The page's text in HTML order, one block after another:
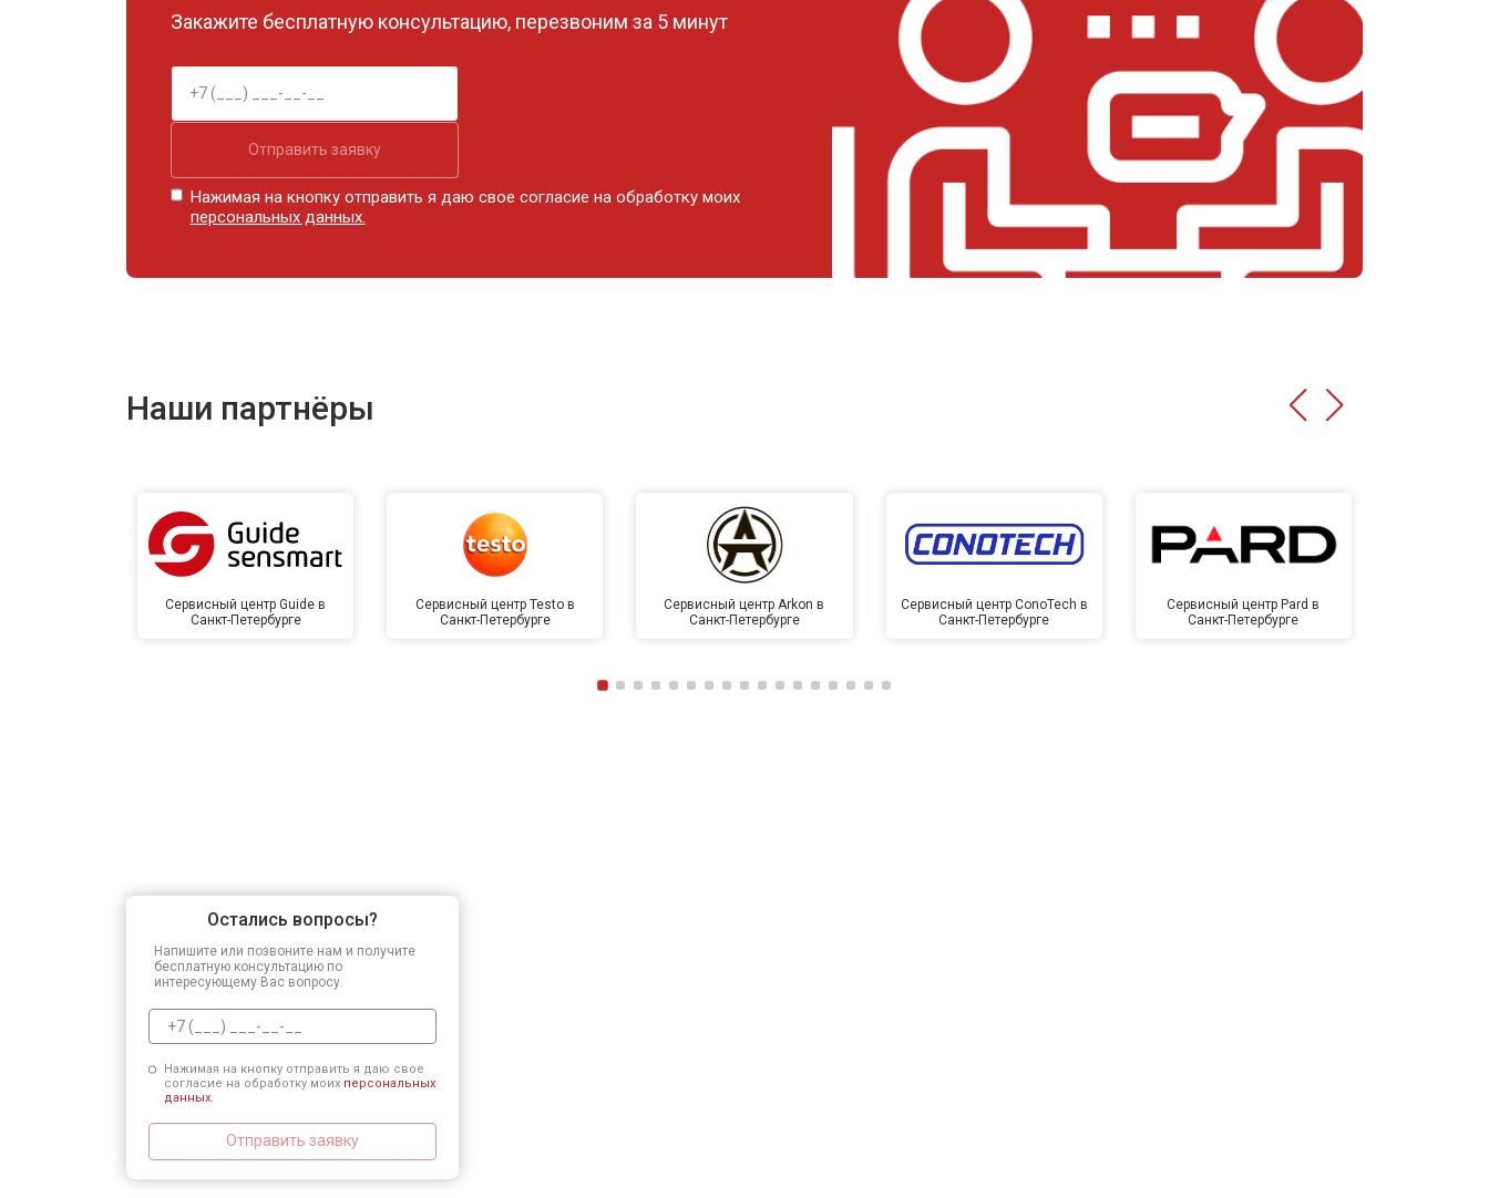
Закажите бесплатную консультацию, перезвоним за 5 минут
Отправить заявку
Нажимая на кнопку отправить я даю свое согласие на обработку моих
персональных данных.
Наши партнёры
Сервисный центр Guide в
Санкт-Петербурге
Сервисный центр Testo в
Санкт-Петербурге
Сервисный центр Arkon в
Санкт-Петербурге
Сервисный центр ConoTech в
Санкт-Петербурге
Сервисный центр Pard в
Санкт-Петербурге
Остались вопросы?
Напишите или позвоните нам и получите
бесплатную консультацию по
интересующему Вас вопросу.
Нажимая на кнопку отправить я даю свое
согласие на обработку моих персональных
данных.
Отправить заявку